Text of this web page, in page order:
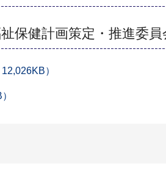
保健計画策定・推進委員
）